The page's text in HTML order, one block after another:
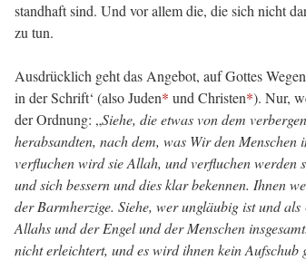
standhaft sind. Und vor allem die, die sich nicht
zu tun.
Ausdrücklich geht das Angebot, auf Gottes
in der Schrift‘ (also Juden* und Christen*). Nur,
der Ordnung: „Siehe, die etwas von dem
herabsandten, nach dem, was Wir den
verfluchen wird sie Allah, und verfluchen werden
und sich bessern und dies klar bekennen. Ihnen
der Barmherzige. Siehe, wer ungläubig ist und
Allahs und der Engel und der Menschen
nicht erleichtert, und es wird ihnen kein Aufschub